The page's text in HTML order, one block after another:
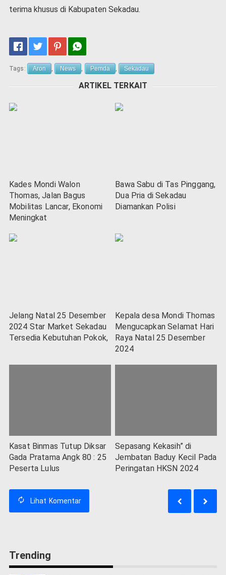
terima khusus di Kabupaten Sekadau.
Tags: Aron , News , Pemda , Sekadau
ARTIKEL TERKAIT
Kades Mondi Walon
Thomas, Jalan Bagus
Mobilitas Lancar, Ekonomi
Meningkat
Bawa Sabu di Tas Pinggang,
Dua Pria di Sekadau
Diamankan Polisi
Jelang Natal 25 Desember
2024 Star Market Sekadau
Tersedia Kebutuhan Pokok,
Kepala desa Mondi Thomas
Mengucapkan Selamat Hari
Raya Natal 25 Desember
2024
Kasat Binmas Tutup Diksar
Gada Pratama Angk 80 : 25
Peserta Lulus
Sepasang Kekasih” di
Jembatan Baduy Kecil Pada
Peringatan HKSN 2024
Lihat Komentar
Trending